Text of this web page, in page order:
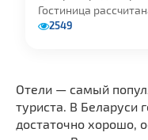
Гостиница
2549
Отели — самый
туриста. В Беларуси
достаточно хорошо,